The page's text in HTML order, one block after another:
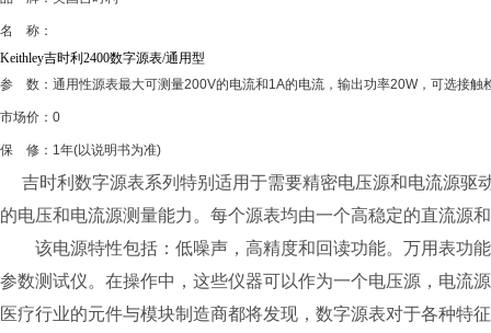
名 称：
Keithley吉时利2400数字源表/通用型
参 数：通用性源表最大可测量200V的电流和1A的电流，输出功率20W，可选接触
市场价：0
保 修：1年(以说明书为准)
吉时利数字源表系列特别适用于需要精密电压源和电流源驱
的电压和电流源测量能力。每个源表均由一个高稳定的直流源
该电源特性包括：低噪声，高精度和回读功能。万用表功
参数测试仪。在操作中，这些仪器可以作为一个电压源，电流
医疗行业的元件与模块制造商都将发现，数字源表对于各种特